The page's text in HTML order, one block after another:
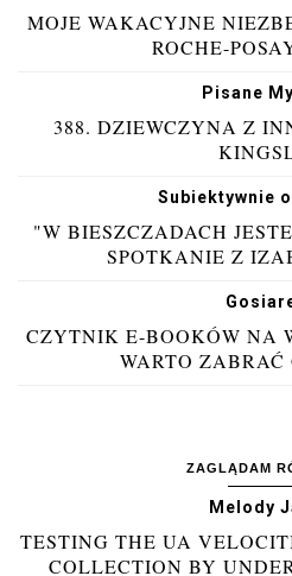
MOJE WAKACYJNE
ROCHE-
Pisane
388. DZIEWCZYNA Z
Subiektywnie
"W BIESZCZADACH
SPOTKANIE Z
CZYTNIK E-BOOKÓW NA
WARTO ZABRAĆ
ZAGLĄDAM
Melody
TESTING THE UA
COLLECTION BY